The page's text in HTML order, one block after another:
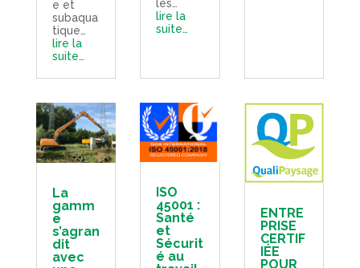
e et
subaqua
tique…
lire la
suite…
les…
lire la
suite…
La
gamm
e
s’agran
dit
avec
ISO
45001 :
Santé
et
Sécurit
é au
ENTRE
PRISE
CERTIF
IÉE
POUR